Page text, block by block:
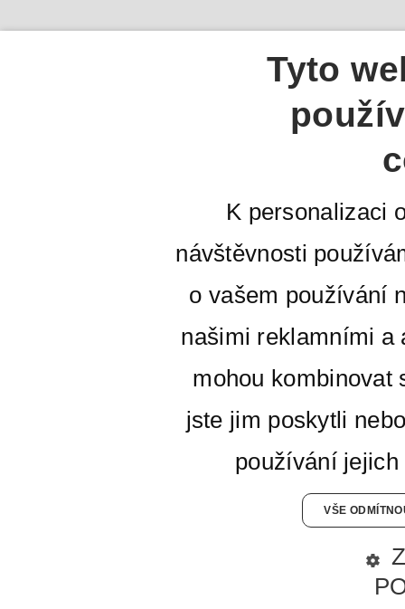
Tyto
K personalizaci
návštěvnosti
o vašem používání
našimi reklamními a
mohou kombinovat
jste jim poskytli
používání
VŠE